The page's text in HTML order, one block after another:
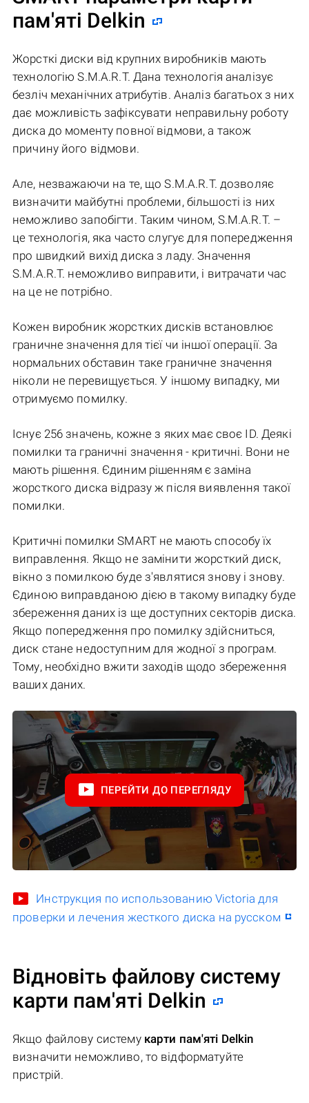
пам'яті Delkin
Жорсткі диски від крупних виробників мають
технологію S.M.A.R.T. Дана технологія аналізує
безліч механічних атрибутів. Аналіз багатьох з них
дає можливість зафіксувати неправильну роботу
диска до моменту повної відмови, а також
причину його відмови.
Але, незважаючи на те, що S.M.A.R.T. дозволяє
визначити майбутні проблеми, більшості із них
неможливо запобігти. Таким чином, S.M.A.R.T. –
це технологія, яка часто слугує для попередження
про швидкий вихід диска з ладу. Значення
S.M.A.R.T. неможливо виправити, і витрачати час
на це не потрібно.
Кожен виробник жорстких дисків встановлює
граничне значення для тієї чи іншої операції. За
нормальних обставин таке граничне значення
ніколи не перевищується. У іншому випадку, ми
отримуємо помилку.
Існує 256 значень, кожне з яких має своє ID. Деякі
помилки та граничні значення - критичні. Вони не
мають рішення. Єдиним рішенням є заміна
жорсткого диска відразу ж після виявлення такої
помилки.
Критичні помилки SMART не мають способу їх
виправлення. Якщо не замінити жорсткий диск,
вікно з помилкою буде з'являтися знову і знову.
Єдиною виправданою дією в такому випадку буде
збереження даних із ще доступних секторів диска.
Якщо попередження про помилку здійсниться,
диск стане недоступним для жодної з програм.
Тому, необхідно вжити заходів щодо збереження
ваших даних.
ПЕРЕЙТИ ДО ПЕРЕГЛЯДУ
Инструкция по использованию Victoria для
проверки и лечения жесткого диска на русском
Відновіть файлову систему
карти пам'яті Delkin
Якщо файлову систему карти пам'яті Delkin
визначити неможливо, то відформатуйте
пристрій.